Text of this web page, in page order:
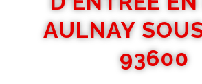
AULNAY
93600